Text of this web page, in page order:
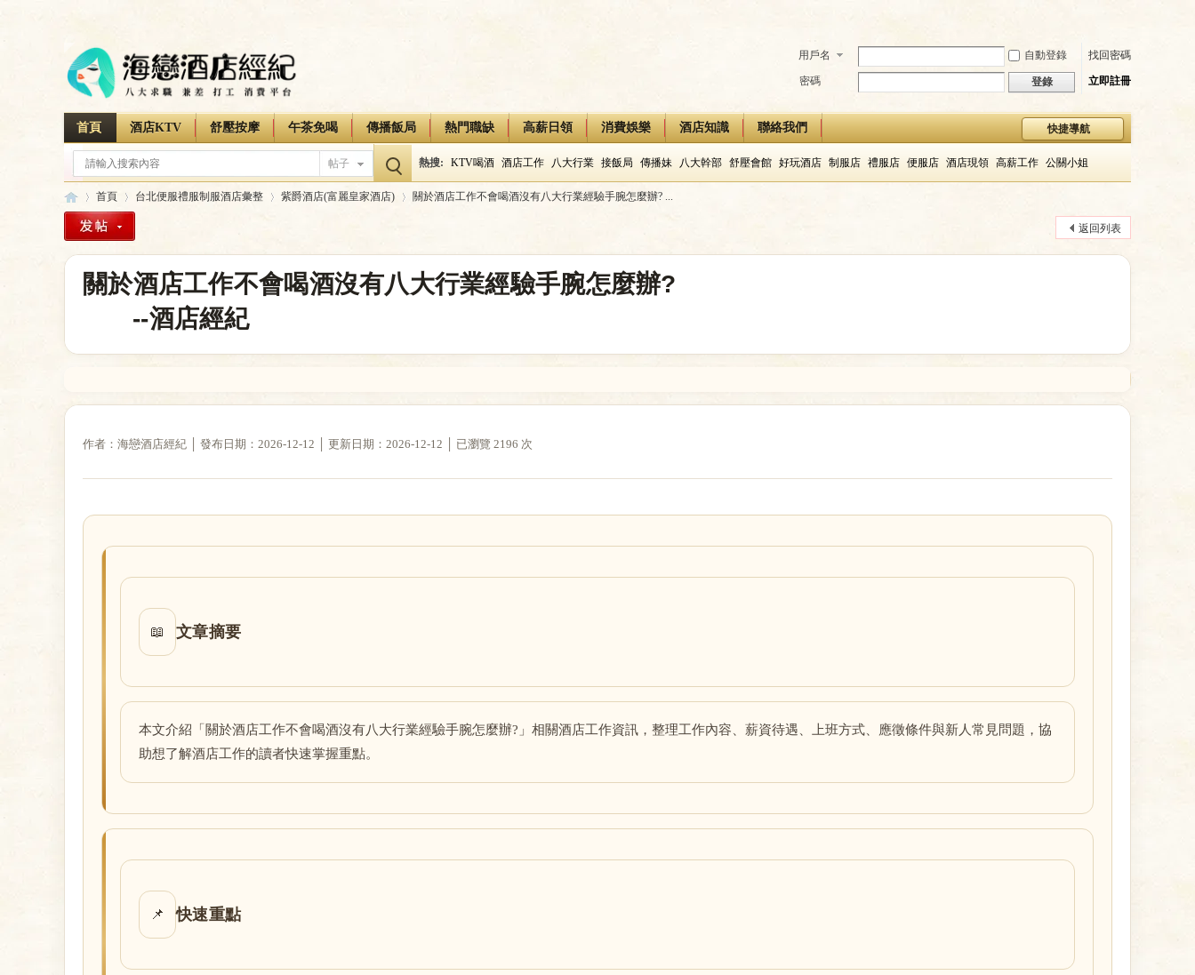
用戶名 自動登錄 找回密碼
密碼 登錄 立即註冊
快捷導航
首頁 酒店KTV 舒壓按摩 午茶免喝 傳播飯局 熱門職缺 高薪日領 消費娛樂 酒店知識 聯絡我們
帖子 熱搜: KTV喝酒 酒店工作 八大行業 接飯局 傳播妹 八大幹部 舒壓會館 好玩酒店 制服店 禮服店 便服店 酒店現領 高薪工作 公關小姐
首頁 台北便服禮服制服酒店彙整
›
紫爵酒店(富麗皇家酒店)
›
關於酒店工作不會喝酒沒有八大行業經驗手腕怎麼辦? ...
返回列表
關於酒店工作不會喝酒沒有八大行業經驗手腕怎麼辦?
--酒店經紀
作者：海戀酒店經紀 │ 發布日期：2026-12-12 │ 更新日期：2026-12-12 │ 已瀏覽 2196 次
📖 文章摘要
本文介紹「關於酒店工作不會喝酒沒有八大行業經驗手腕怎麼辦?」相關酒店工作資訊，整理工作內容、薪資待遇、上班方式、應徵條件與新人常見問題，協
助想了解酒店工作的讀者快速掌握重點。
📌 快速重點